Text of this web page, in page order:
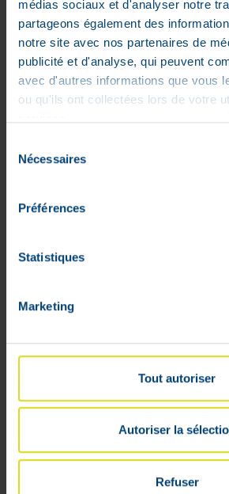
médias sociaux et d'analyser notre
partageons également des
notre site avec nos partenaires de
publicité et d'analyse, qui peuvent
avec d'autres informations que vous
ou qu'ils ont collectées lors de votre
Nécessaires
Préférences
Statistiques
Marketing
Tout autoriser
Autoriser la
Refuser
EMISTYL® peut dès lors
sans aucun risque chez
l’enfant à partir de 6 ans.
Conseils d'utilisation :
Adolescents /
Enfants de 6 à 12 ans
Ne pas utiliser en cas
voies biliaires.
avec les médicaments qui
coagulation du sang
la
famille des antagonistes de
sans qu'il y ait une
de coagulation.
Composition :
INGREDIENTS PAR GELULE